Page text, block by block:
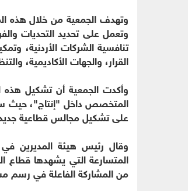
وتهدف الجمعية من خلال هذه
وتعمل على تحديد التحديات
تنافسية الشركات الأردنية،
القرار، والجهات الأكاديمية،
وأكدت الجمعية أن تشكيل
المتخصص داخل "إنتاج"، حيث
على تشكيل مجالس قطاعية
وقال رئيس هيئة المديرين
المتسارعة التي يشهدها قطاع
من المشاركة الفاعلة في رسم